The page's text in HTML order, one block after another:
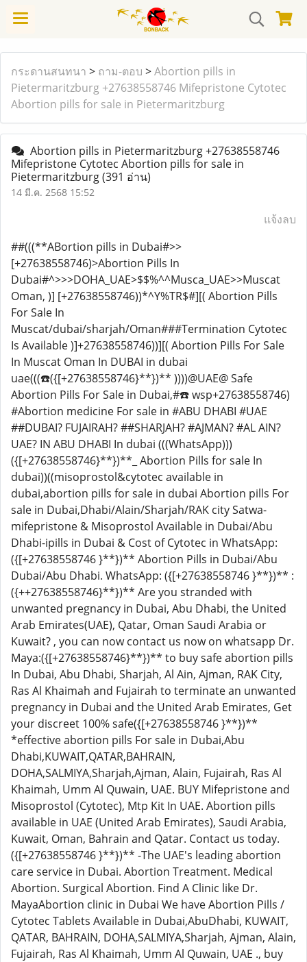
กระดานสนทนา > ถาม-ตอบ >Abortion pills in
Pietermaritzburg +27638558746 Mifepristone Cytotec
Abortion pills for sale in Pietermaritzburg
Abortion pills in Pietermaritzburg +27638558746
Mifepristone Cytotec Abortion pills for sale in
Pietermaritzburg(391 อ่าน)
14 มี.ค. 2568 15:52
แจ้งลบ
##(((**ABortion pills in Dubai#>>
[+27638558746)>Abortion Pills In
Dubai#^>>>DOHA_UAE>$$%^^Musca_UAE>>Muscat
Oman, )] [+27638558746))*^Y%TR$#][( Abortion Pills
For Sale In
Muscat/dubai/sharjah/Oman###Termination Cytotec
Is Available )]+27638558746))][( Abortion Pills For Sale
In Muscat Oman In DUBAI in dubai
uae(((☎️({[+27638558746}**})** ))))@UAE@ Safe
Abortion Pills For Sale in Dubai,#☎️ wsp+27638558746)
#Abortion medicine For sale in #ABU DHABI #UAE
##DUBAI? FUJAIRAH? ##SHARJAH? #AJMAN? #AL AIN?
UAE? IN ABU DHABI In dubai (((WhatsApp)))
({[+27638558746}**})**_ Abortion Pills for sale In
dubai))((misoprostol&cytotec available in
dubai,abortion pills for sale in dubai Abortion pills For
sale in Dubai,Dhabi/Alain/Sharjah/RAK city Satwa-
mifepristone & Misoprostol Available in Dubai/Abu
Dhabi-ipills in Dubai & Cost of Cytotec in WhatsApp:
({[+27638558746 }**})** Abortion Pills in Dubai/Abu
Dubai/Abu Dhabi. WhatsApp: ({[+27638558746 }**})** :
({++27638558746}**})** Are you stranded with
unwanted pregnancy in Dubai, Abu Dhabi, the United
Arab Emirates(UAE), Qatar, Oman Saudi Arabia or
Kuwait? , you can now contact us now on whatsapp Dr.
Maya:({[+27638558746}**})** to buy safe abortion pills
In Dubai, Abu Dhabi, Sharjah, Al Ain, Ajman, RAK City,
Ras Al Khaimah and Fujairah to terminate an unwanted
pregnancy in Dubai and the United Arab Emirates, Get
your discreet 100% safe({[+27638558746 }**})**
*effective abortion pills For sale in Dubai,Abu
Dhabi,KUWAIT,QATAR,BAHRAIN,
DOHA,SALMIYA,Sharjah,Ajman, Alain, Fujairah, Ras Al
Khaimah, Umm Al Quwain, UAE. BUY Mifepristone and
Misoprostol (Cytotec), Mtp Kit In UAE. Abortion pills
available in UAE (United Arab Emirates), Saudi Arabia,
Kuwait, Oman, Bahrain and Qatar. Contact us today.
({[+27638558746 }**})** -The UAE's leading abortion
care service in Dubai. Abortion Treatment. Medical
Abortion. Surgical Abortion. Find A Clinic like Dr.
MayaAbortion clinic in Dubai We have Abortion Pills /
Cytotec Tablets Available in Dubai,AbuDhabi, KUWAIT,
QATAR, BAHRAIN, DOHA,SALMIYA,Sharjah, Ajman, Alain,
Fujairah, Ras Al Khaimah, Umm Al Quwain, UAE ., buy